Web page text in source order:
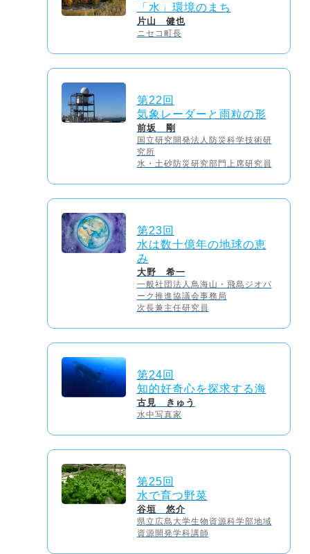
「水」環境のまち
片山 健也
ニセコ町長
第22回
気象レーダーと雨粒の形
前坂 剛
国立研究開発法人防災科学技術研
究所
水・土砂防災研究部門上席研究員
第23回
水は数十億年の地球の恵
み
大野 希一
一般社団法人鳥海山・飛島ジオパ
ーク推進協議会事務局
次長兼主任研究員
第24回
知的好奇心を探求する海
古見 きゅう
水中写真家
第25回
水で育つ野菜
谷垣 悠介
県立広島大学生物資源科学部地域
資源開発学科講師